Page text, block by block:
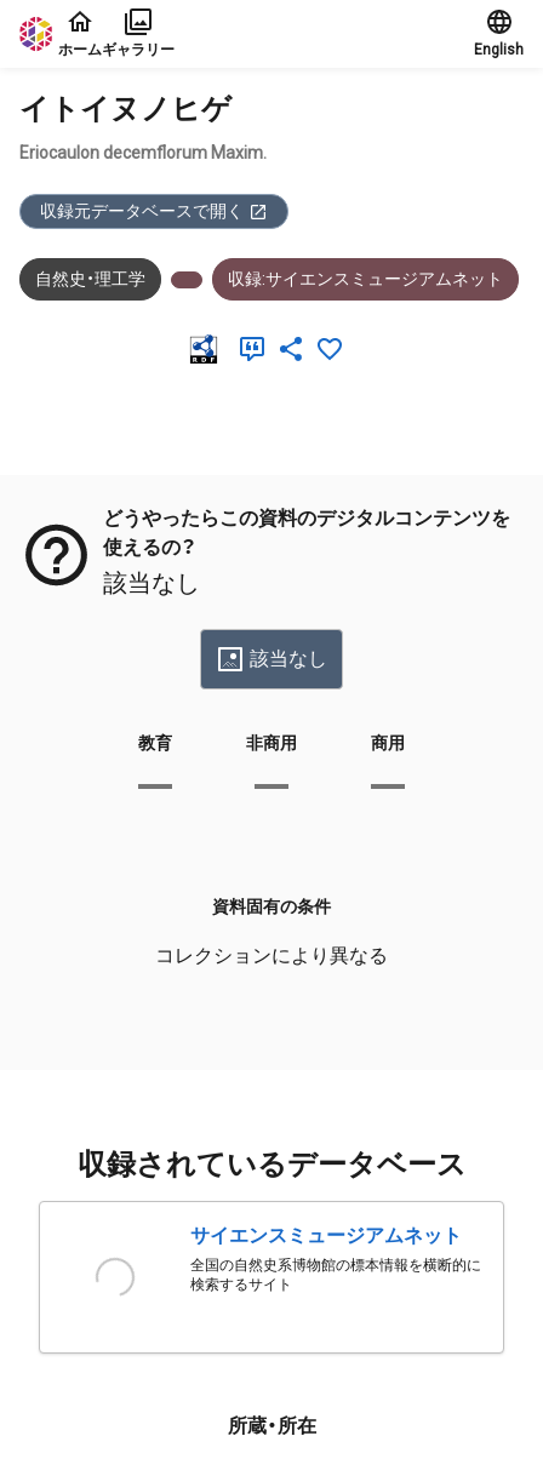
本文に飛ぶ
ホームギャラリー English
イトイヌノヒゲ
Eriocaulon decemflorum Maxim.
収録元データベースで開く
自然史・理工学 収録:サイエンスミュージアムネット
どうやったらこの資料のデジタルコンテンツを
使えるの？
該当なし
該当なし
教育 非商用 商用
資料固有の条件
コレクションにより異なる
収録されているデータベース
サイエンスミュージアムネット
全国の自然史系博物館の標本情報を横断的に
検索するサイト
所蔵・所在